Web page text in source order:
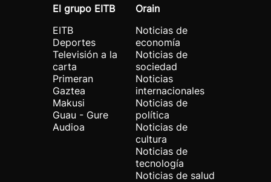
El grupo EITB
EITB
Deportes
Televisión a la
carta
Primeran
Gaztea
Makusi
Guau - Gure
Audioa
Orain
Noticias de
economía
Noticias de
sociedad
Noticias
internacionales
Noticias de
política
Noticias de
cultura
Noticias de
tecnología
Noticias de salud